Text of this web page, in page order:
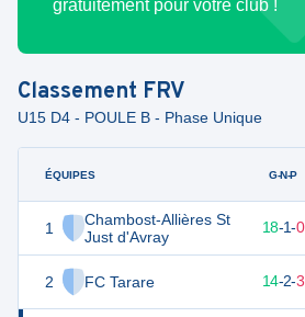
gratuitement pour votre club !
Classement FRV
U15 D4 - POULE B - Phase Unique
ÉQUIPES
1
Chambost-Allières St
Just d'Avray
2 FC Tarare
G-N-P
55 19 18-1-0
14-2-3